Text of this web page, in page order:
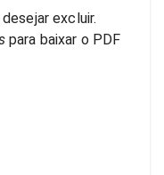
excluir.
para baixar o PDF